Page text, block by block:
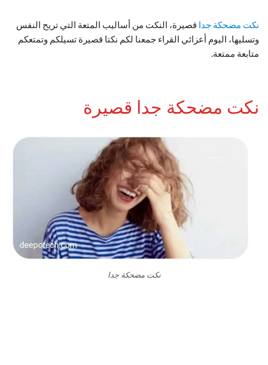
نكت مضحكة جدا قصيرة، النكت من أساليب المتعة التي تريح النفس
وتسليها، اليوم أعزائي القراء جمعنا لكم نكتا قصيرة تسيلكم وتمتعكم
متابعة ممتعة.
نكت مضحكة جدا قصيرة
نكت مضحكة جدا